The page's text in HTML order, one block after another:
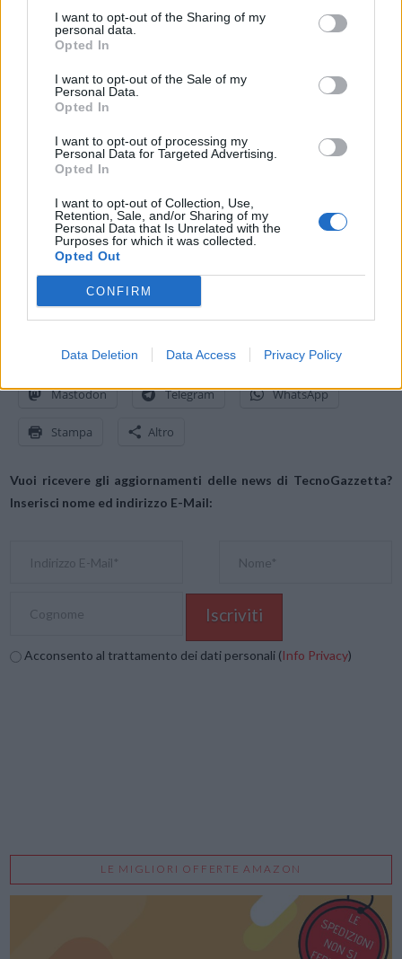
I want to opt-out of the Sharing of my
personal data.
Opted In
I want to opt-out of the Sale of my
Personal Data.
Opted In
I want to opt-out of processing my
Personal Data for Targeted Advertising.
Opted In
I want to opt-out of Collection, Use,
Retention, Sale, and/or Sharing of my
Personal Data that Is Unrelated with the
Purposes for which it was collected.
Opted Out
CONFIRM
Data Deletion Data Access Privacy Policy
In un mondo caratterizzato da crescenti minacce informatiche, i
e i vostri smartphone al sicuro. Tutti i device della serie C
garantiscono almeno due anni di patch di sicurezza regolari per
Prezzo e disponibilità
Nokia C12 sarà disponibile in Italia a partire dalle prossime
settimane. Prezzo, colorazioni e configurazioni verranno comunicati
prossimamente.
E-mail LinkedIn Facebook
Mastodon Telegram WhatsApp
Stampa Altro
Vuoi ricevere gli aggiornamenti delle news di TecnoGazzetta?
Inserisci nome ed indirizzo E-Mail:
Acconsento al trattamento dei dati personali (Info Privacy)
LE MIGLIORI OFFERTE AMAZON